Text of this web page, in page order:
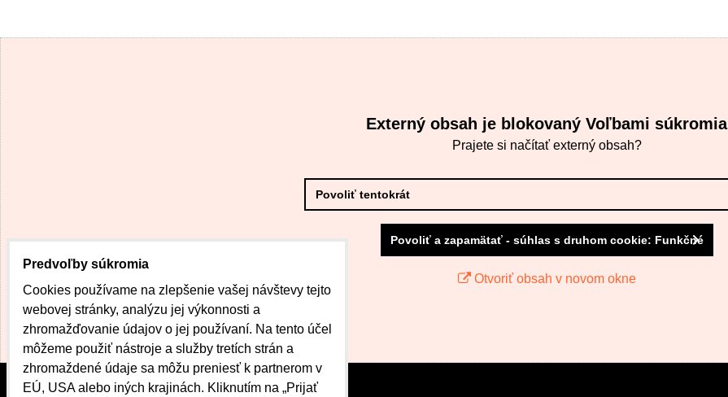
Externý obsah je blokovaný Voľbami súkromia
Prajete si načítať externý obsah?
Povoliť tentokrát
Povoliť a zapamätať - súhlas s druhom cookie: Funkčné
Otvoriť obsah v novom okne
Predvoľby súkromia
Cookies používame na zlepšenie vašej návštevy tejto
webovej stránky, analýzu jej výkonnosti a
zhromažďovanie údajov o jej používaní. Na tento účel
môžeme použiť nástroje a služby tretích strán a
zhromaždené údaje sa môžu preniesť k partnerom v
EÚ, USA alebo iných krajinách. Kliknutím na „Prijať